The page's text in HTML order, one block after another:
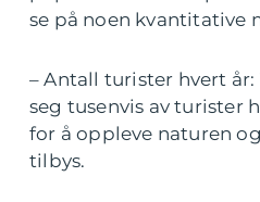
se på noen kvantitative
– Antall turister hvert
seg tusenvis av turister
for å oppleve naturen
tilbys.